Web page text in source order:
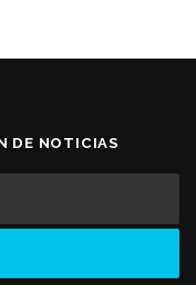
DE NOTICIAS